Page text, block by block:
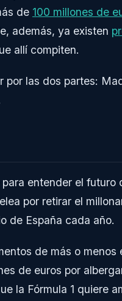
de 100 millones de
además, ya existen
allí compiten.
por las dos partes:
entender el futuro
por retirar el
de España cada año.
de más o menos
de euros por
la Fórmula 1 quiere